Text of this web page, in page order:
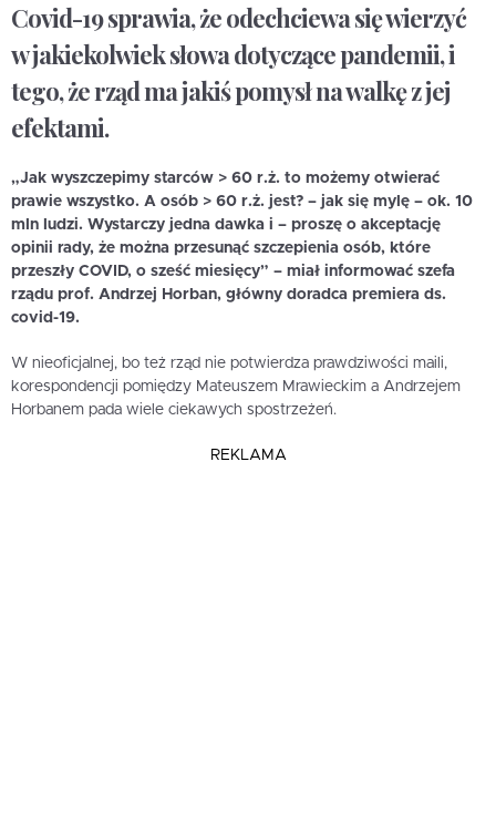
Covid-19 sprawia, że odechciewa się wierzyć
w jakiekolwiek słowa dotyczące pandemii, i
tego, że rząd ma jakiś pomysł na walkę z jej
efektami.
„Jak wyszczepimy starców > 60 r.ż. to możemy otwierać
prawie wszystko. A osób > 60 r.ż. jest? – jak się mylę – ok. 10
mln ludzi. Wystarczy jedna dawka i – proszę o akceptację
opinii rady, że można przesunąć szczepienia osób, które
przeszły COVID, o sześć miesięcy” – miał informować szefa
rządu prof. Andrzej Horban, główny doradca premiera ds.
covid-19.
W nieoficjalnej, bo też rząd nie potwierdza prawdziwości maili,
korespondencji pomiędzy Mateuszem Mrawieckim a Andrzejem
Horbanem pada wiele ciekawych spostrzeżeń.
REKLAMA